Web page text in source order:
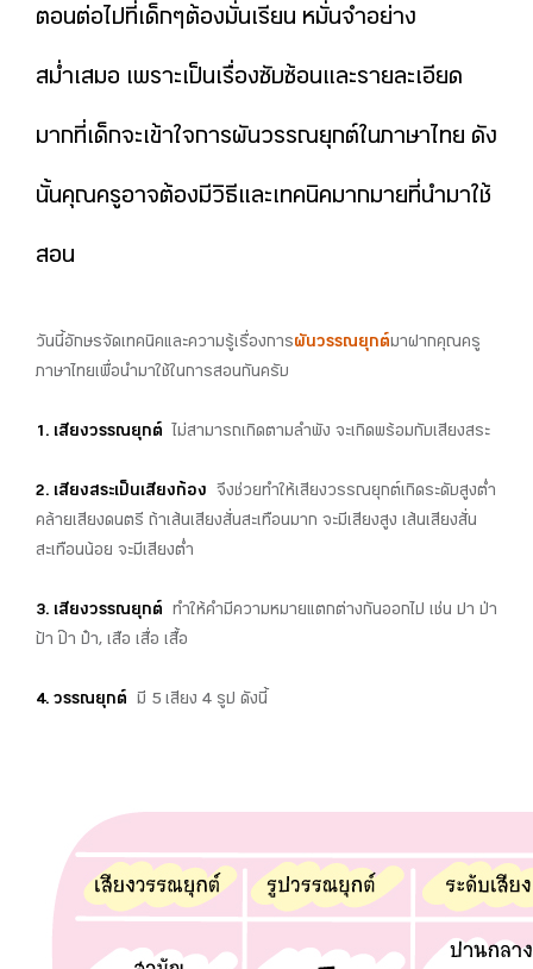
ตอนต่อไปที่เด็กๆต้องมั่นเรียน หมั่นจำอย่าง
สม่ำเสมอ เพราะเป็นเรื่องซับซ้อนและรายละเอียด
มากที่เด็กจะเข้าใจการผันวรรณยุกต์ในภาษาไทย ดัง
นั้นคุณครูอาจต้องมีวิธีและเทคนิคมากมายที่นำมาใช้
สอน
วันนี้อักษรจัดเทคนิคและความรู้เรื่องการผันวรรณยุกต์มาฝากคุณครู
ภาษาไทยเพื่อนำมาใช้ในการสอนกันครับ
1. เสียงวรรณยุกต์ ไม่สามารถเกิดตามลำพัง จะเกิดพร้อมกับเสียงสระ
2. เสียงสระเป็นเสียงก้อง จึงช่วยทำให้เสียงวรรณยุกต์เกิดระดับสูงต่ำ
คล้ายเสียงดนตรี ถ้าเส้นเสียงสั่นสะเทือนมาก จะมีเสียงสูง เส้นเสียงสั่น
สะเทือนน้อย จะมีเสียงต่ำ
3. เสียงวรรณยุกต์ ทำให้คำมีความหมายแตกต่างกันออกไป เช่น ปา ป่า
ป้า ป๊า ป๋า, เสือ เสื่อ เสื้อ
4. วรรณยุกต์ มี 5 เสียง 4 รูป ดังนี้